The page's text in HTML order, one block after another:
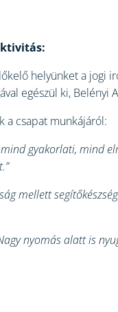
helyünket a jogi
egészül ki, Belényi
a csapat munkájáról:
gyakorlati, mind
mellett
nyomás alatt is